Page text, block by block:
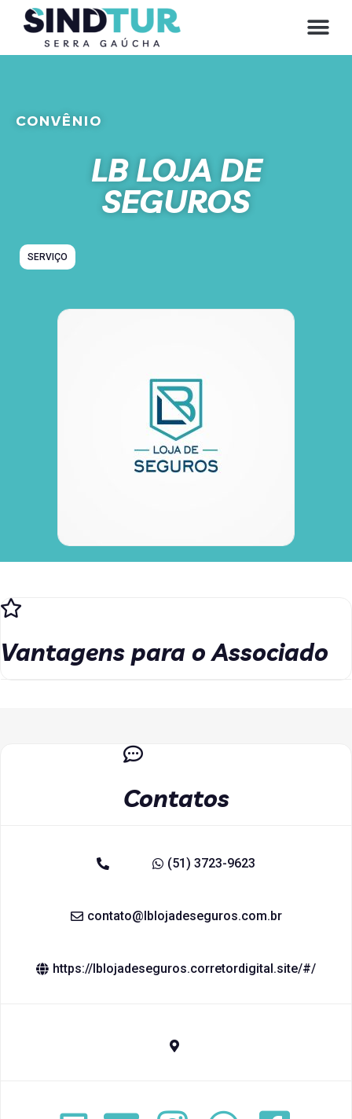
CONVÊNIO
LB LOJA DE
SEGUROS
SERVIÇO
Vantagens para o Associado
Contatos
(51) 3723-9623
contato@lblojadeseguros.com.br
https://lblojadeseguros.corretordigital.site/#/